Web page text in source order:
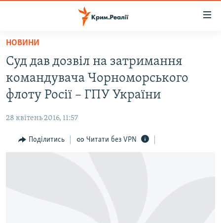
Перейти
основного
матеріалу
Перейти
до
основної
Перейти
до
ВОДА.КРИМ
ВІДЕО ТА ФОТО
БЛОГИ
ПОГЛЯД
НОВИНИ
Суд дав дозвіл на затримання
командувача Чорноморського
флоту Росії – ГПУ України
28 квітень 2016, 11:57
Поділитись Читати без VPN